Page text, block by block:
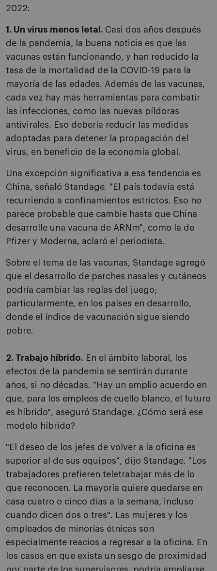
2022:
1. Un virus menos letal. Casi dos años después
de la pandemia, la buena noticia es que las
vacunas están funcionando, y han reducido la
tasa de la mortalidad de la COVID-19 para la
mayoría de las edades. Además de las vacunas,
cada vez hay más herramientas para combatir
las infecciones, como las nuevas píldoras
antivirales. Eso debería reducir las medidas
adoptadas para detener la propagación del
virus, en beneficio de la economía global.
Una excepción significativa a esa tendencia es
China, señaló Standage. "El país todavía está
recurriendo a confinamientos estrictos. Eso no
parece probable que cambie hasta que China
desarrolle una vacuna de ARNm", como la de
Pfizer y Moderna, aclaró el periodista.
Sobre el tema de las vacunas, Standage agregó
que el desarrollo de parches nasales y cutáneos
podría cambiar las reglas del juego;
particularmente, en los países en desarrollo,
donde el índice de vacunación sigue siendo
pobre.
2. Trabajo híbrido. En el ámbito laboral, los
efectos de la pandemia se sentirán durante
años, si no décadas. "Hay un amplio acuerdo en
que, para los empleos de cuello blanco, el futuro
es híbrido", aseguró Standage. ¿Cómo será ese
modelo híbrido?
"El deseo de los jefes de volver a la oficina es
superior al de sus equipos", dijo Standage. "Los
trabajadores prefieren teletrabajar más de lo
que reconocen. La mayoría quiere quedarse en
casa cuatro o cinco días a la semana, incluso
cuando dicen dos o tres". Las mujeres y los
empleados de minorías étnicas son
especialmente reacios a regresar a la oficina. En
los casos en que exista un sesgo de proximidad